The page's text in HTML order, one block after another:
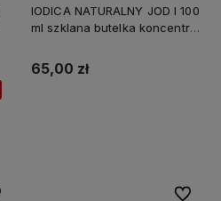
IODICA NATURALNY JOD I 100
ml szklana butelka koncentrat
65,00 zł
Do